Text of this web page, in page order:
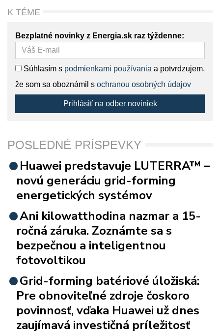
K TÉME
Bezplatné novinky z Energia.sk raz týždenne:
Súhlasím s podmienkami používania a potvrdzujem,
že som sa oboznámil s ochranou osobných údajov
Prihlásiť na odber noviniek
POSLEDNÉ PRÍSPEVKY
Huawei predstavuje LUTERRA™ –
novú generáciu grid-forming
energetických systémov
Ani kilowatthodina nazmar a 15-
ročná záruka. Zoznámte sa s
bezpečnou a inteligentnou
fotovoltikou
Grid-forming batériové úložiská:
Pre obnoviteľné zdroje čoskoro
povinnosť, vďaka Huawei už dnes
zaujímavá investičná príležitosť